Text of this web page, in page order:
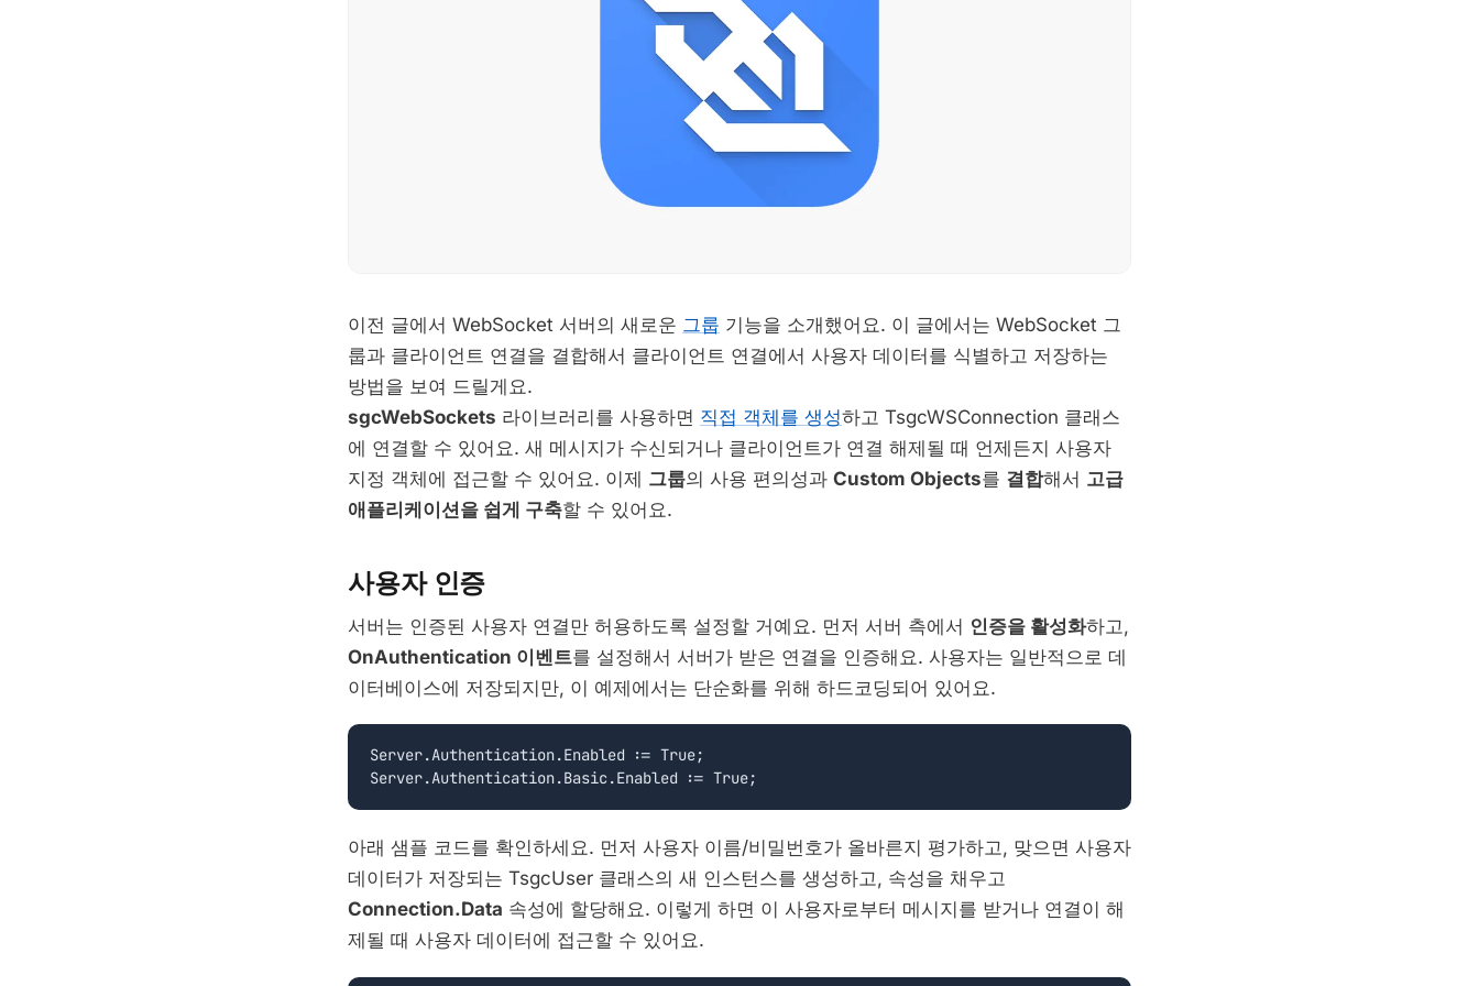
이전 글에서 WebSocket 서버의 새로운 그룹 기능을 소개했어요. 이 글에서는 WebSocket 그
룹과 클라이언트 연결을 결합해서 클라이언트 연결에서 사용자 데이터를 식별하고 저장하는
방법을 보여 드릴게요.
sgcWebSockets 라이브러리를 사용하면 직접 객체를 생성하고 TsgcWSConnection 클래스
에 연결할 수 있어요. 새 메시지가 수신되거나 클라이언트가 연결 해제될 때 언제든지 사용자
지정 객체에 접근할 수 있어요. 이제 그룹의 사용 편의성과 Custom Objects를 결합해서 고급
애플리케이션을 쉽게 구축할 수 있어요.
사용자 인증
서버는 인증된 사용자 연결만 허용하도록 설정할 거예요. 먼저 서버 측에서 인증을 활성화하고,
OnAuthentication 이벤트를 설정해서 서버가 받은 연결을 인증해요. 사용자는 일반적으로 데
이터베이스에 저장되지만, 이 예제에서는 단순화를 위해 하드코딩되어 있어요.
Server.Authentication.Enabled := True;
아래 샘플 코드를 확인하세요. 먼저 사용자 이름/비밀번호가 올바른지 평가하고, 맞으면 사용자
데이터가 저장되는 TsgcUser 클래스의 새 인스턴스를 생성하고, 속성을 채우고
Connection.Data 속성에 할당해요. 이렇게 하면 이 사용자로부터 메시지를 받거나 연결이 해
제될 때 사용자 데이터에 접근할 수 있어요.